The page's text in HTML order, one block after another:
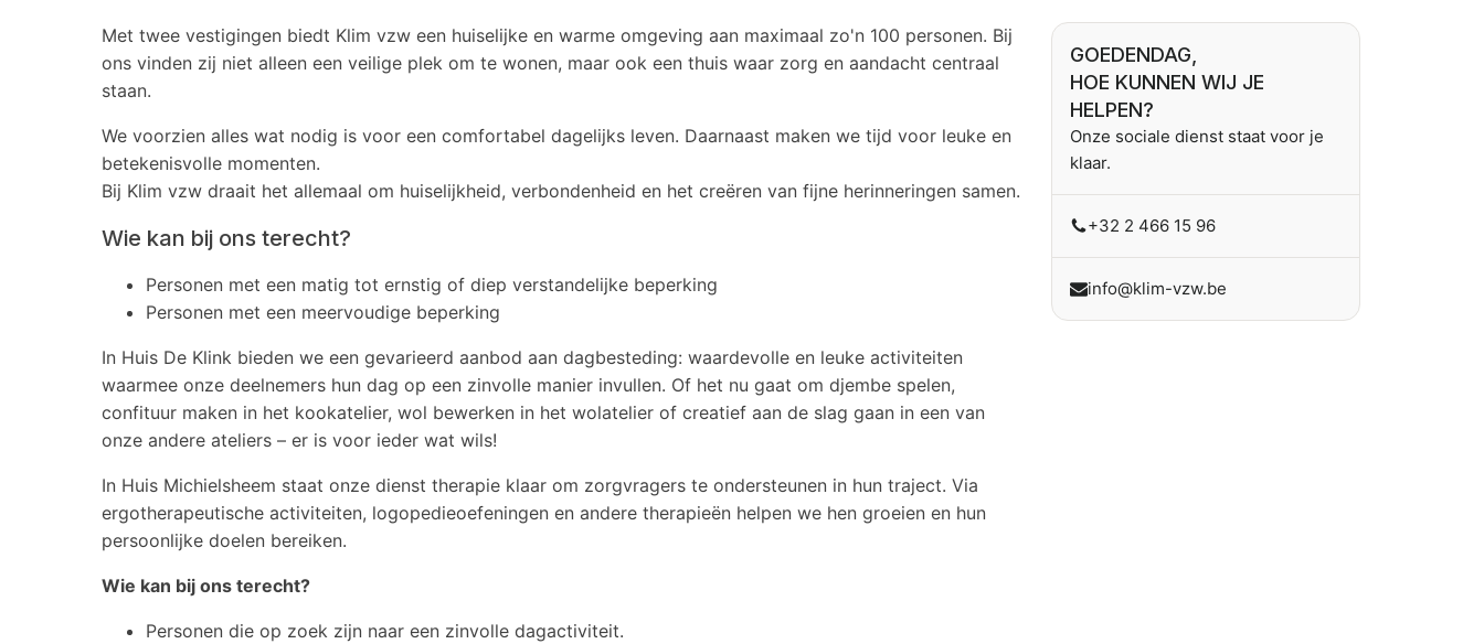
Met twee vestigingen biedt Klim vzw een huiselijke en warme omgeving aan maximaal zo'n 100 personen. Bij
ons vinden zij niet alleen een veilige plek om te wonen, maar ook een thuis waar zorg en aandacht centraal
staan.
We voorzien alles wat nodig is voor een comfortabel dagelijks leven. Daarnaast maken we tijd voor leuke en
betekenisvolle momenten.
Bij Klim vzw draait het allemaal om huiselijkheid, verbondenheid en het creëren van fijne herinneringen samen.
Wie kan bij ons terecht?
Personen met een matig tot ernstig of diep verstandelijke beperking
Personen met een meervoudige beperking
In Huis De Klink bieden we een gevarieerd aanbod aan dagbesteding: waardevolle en leuke activiteiten
waarmee onze deelnemers hun dag op een zinvolle manier invullen. Of het nu gaat om djembe spelen,
confituur maken in het kookatelier, wol bewerken in het wolatelier of creatief aan de slag gaan in een van
onze andere ateliers – er is voor ieder wat wils!
In Huis Michielsheem staat onze dienst therapie klaar om zorgvragers te ondersteunen in hun traject. Via
ergotherapeutische activiteiten, logopedieoefeningen en andere therapieën helpen we hen groeien en hun
persoonlijke doelen bereiken.
Wie kan bij ons terecht?
Personen die op zoek zijn naar een zinvolle dagactiviteit.
GOEDENDAG,
HOE KUNNEN WIJ JE
HELPEN?
Onze sociale dienst staat voor je
klaar.
+32 2 466 15 96
info@klim-vzw.be